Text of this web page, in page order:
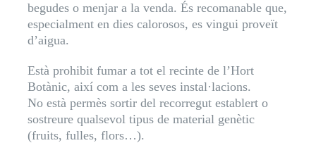
begudes o menjar a la venda. És recomanable que,
especialment en dies calorosos, es vingui proveït
d’aigua.
Està prohibit fumar a tot el recinte de l’Hort
Botànic, així com a les seves instal·lacions.
No està permès sortir del recorregut establert o
sostreure qualsevol tipus de material genètic
(fruits, fulles, flors…).